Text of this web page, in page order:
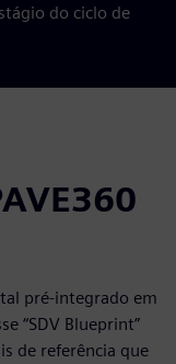
do ciclo de
pré-integrado em
“SDV Blueprint”
de referência que